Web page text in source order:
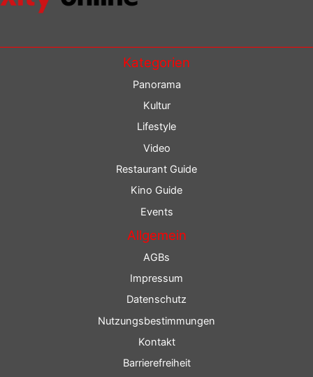
Kategorien
Panorama
Kultur
Lifestyle
Video
Restaurant Guide
Kino Guide
Events
Allgemein
AGBs
Impressum
Datenschutz
Nutzungsbestimmungen
Kontakt
Barrierefreiheit